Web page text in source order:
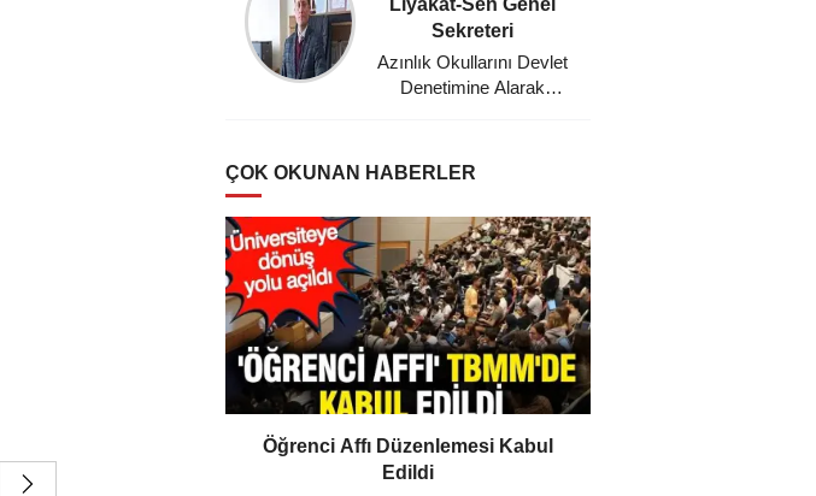
Liyakat-Sen Genel
Sekreteri
Azınlık Okullarını Devlet
Denetimine Alarak
Mustafa Kemal Atatürk'e
ÇOK OKUNAN HABERLER
Öğrenci Affı Düzenlemesi Kabul
Edildi